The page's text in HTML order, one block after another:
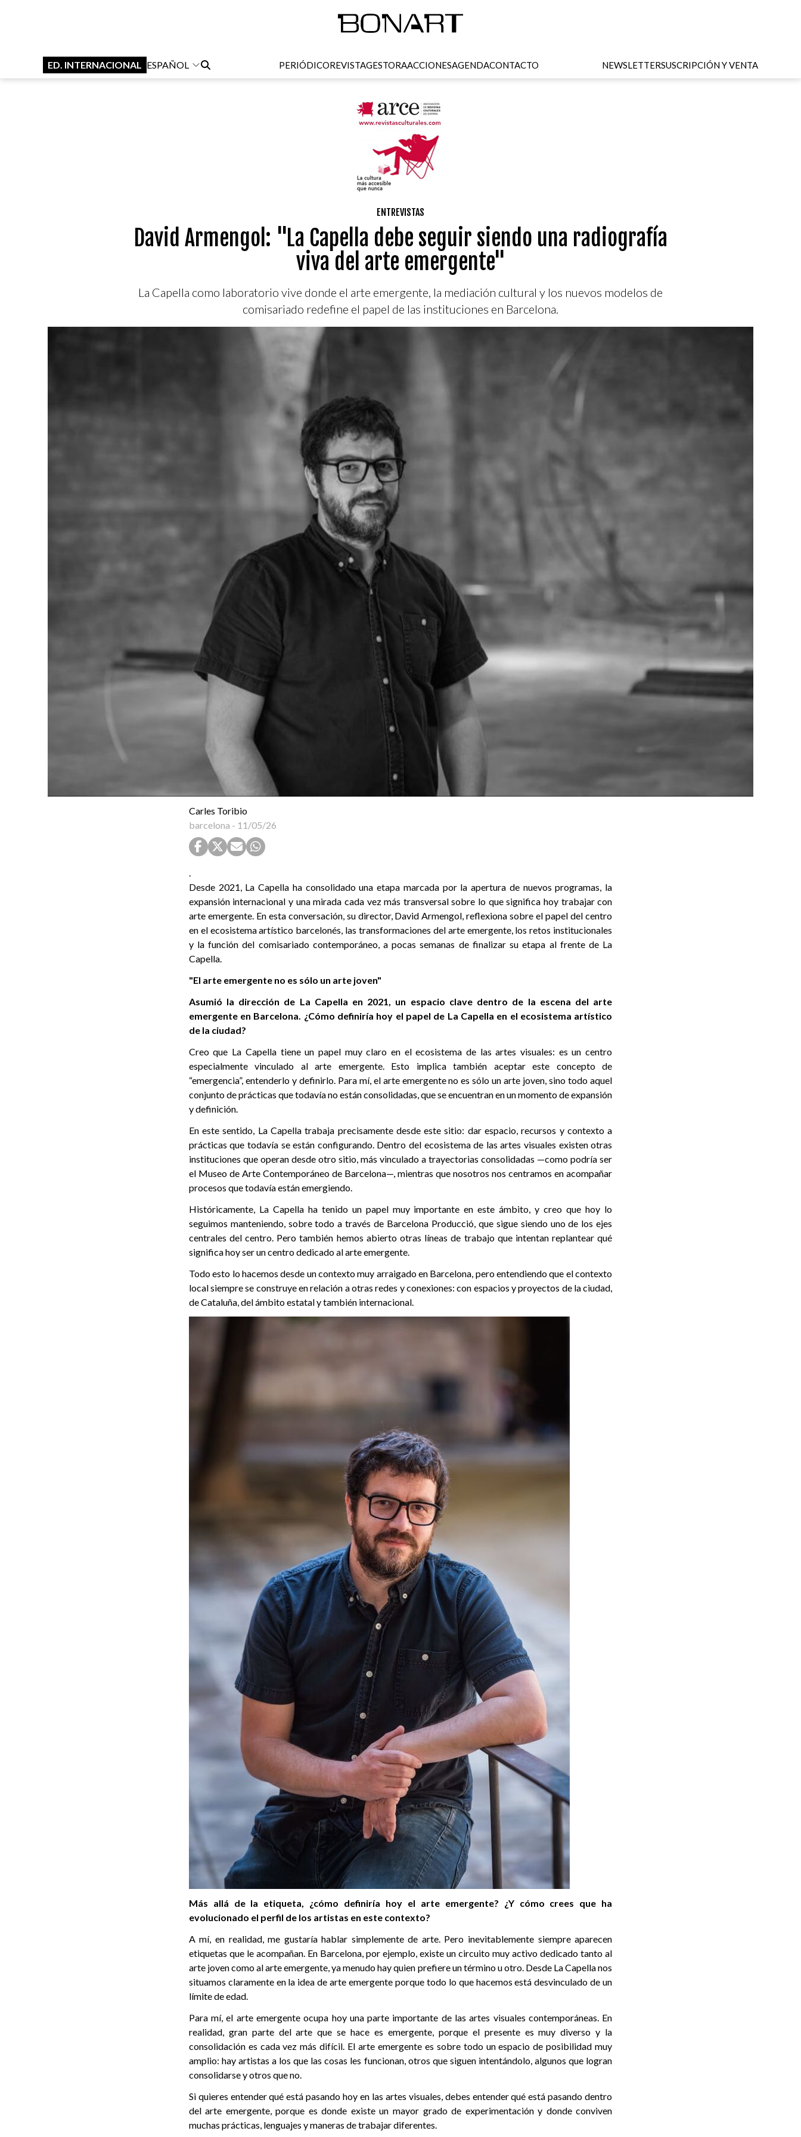
ED. INTERNACIONAL ESPAÑOL PERIÓDICOREVISTAGESTORAACCIONESAGENDACONTACTO NEWSLETTERSUSCRIPCIÓN Y VENTA
ENTREVISTAS
David Armengol: "La Capella debe seguir siendo una radiografía
viva del arte emergente"
La Capella como laboratorio vive donde el arte emergente, la mediación cultural y los nuevos modelos de
comisariado redefine el papel de las instituciones en Barcelona.
Carles Toribio
barcelona - 11/05/26
.
Desde 2021, La Capella ha consolidado una etapa marcada por la apertura de nuevos programas, la
expansión internacional y una mirada cada vez más transversal sobre lo que significa hoy trabajar con
arte emergente. En esta conversación, su director, David Armengol, reflexiona sobre el papel del centro
en el ecosistema artístico barcelonés, las transformaciones del arte emergente, los retos institucionales
y la función del comisariado contemporáneo, a pocas semanas de finalizar su etapa al frente de La
Capella.
"El arte emergente no es sólo un arte joven"
Asumió la dirección de La Capella en 2021, un espacio clave dentro de la escena del arte
emergente en Barcelona. ¿Cómo definiría hoy el papel de La Capella en el ecosistema artístico
de la ciudad?
Creo que La Capella tiene un papel muy claro en el ecosistema de las artes visuales: es un centro
especialmente vinculado al arte emergente. Esto implica también aceptar este concepto de
“emergencia”, entenderlo y definirlo. Para mí, el arte emergente no es sólo un arte joven, sino todo aquel
conjunto de prácticas que todavía no están consolidadas, que se encuentran en un momento de expansión
y definición.
En este sentido, La Capella trabaja precisamente desde este sitio: dar espacio, recursos y contexto a
prácticas que todavía se están configurando. Dentro del ecosistema de las artes visuales existen otras
instituciones que operan desde otro sitio, más vinculado a trayectorias consolidadas —como podría ser
el Museo de Arte Contemporáneo de Barcelona—, mientras que nosotros nos centramos en acompañar
procesos que todavía están emergiendo.
Históricamente, La Capella ha tenido un papel muy importante en este ámbito, y creo que hoy lo
seguimos manteniendo, sobre todo a través de Barcelona Producció, que sigue siendo uno de los ejes
centrales del centro. Pero también hemos abierto otras líneas de trabajo que intentan replantear qué
significa hoy ser un centro dedicado al arte emergente.
Todo esto lo hacemos desde un contexto muy arraigado en Barcelona, pero entendiendo que el contexto
local siempre se construye en relación a otras redes y conexiones: con espacios y proyectos de la ciudad,
de Cataluña, del ámbito estatal y también internacional.
Más allá de la etiqueta, ¿cómo definiría hoy el arte emergente? ¿Y cómo crees que ha
evolucionado el perfil de los artistas en este contexto?
A mí, en realidad, me gustaría hablar simplemente de arte. Pero inevitablemente siempre aparecen
etiquetas que le acompañan. En Barcelona, por ejemplo, existe un circuito muy activo dedicado tanto al
arte joven como al arte emergente, ya menudo hay quien prefiere un término u otro. Desde La Capella nos
situamos claramente en la idea de arte emergente porque todo lo que hacemos está desvinculado de un
límite de edad.
Para mí, el arte emergente ocupa hoy una parte importante de las artes visuales contemporáneas. En
realidad, gran parte del arte que se hace es emergente, porque el presente es muy diverso y la
consolidación es cada vez más difícil. El arte emergente es sobre todo un espacio de posibilidad muy
amplio: hay artistas a los que las cosas les funcionan, otros que siguen intentándolo, algunos que logran
consolidarse y otros que no.
Si quieres entender qué está pasando hoy en las artes visuales, debes entender qué está pasando dentro
del arte emergente, porque es donde existe un mayor grado de experimentación y donde conviven
muchas prácticas, lenguajes y maneras de trabajar diferentes.